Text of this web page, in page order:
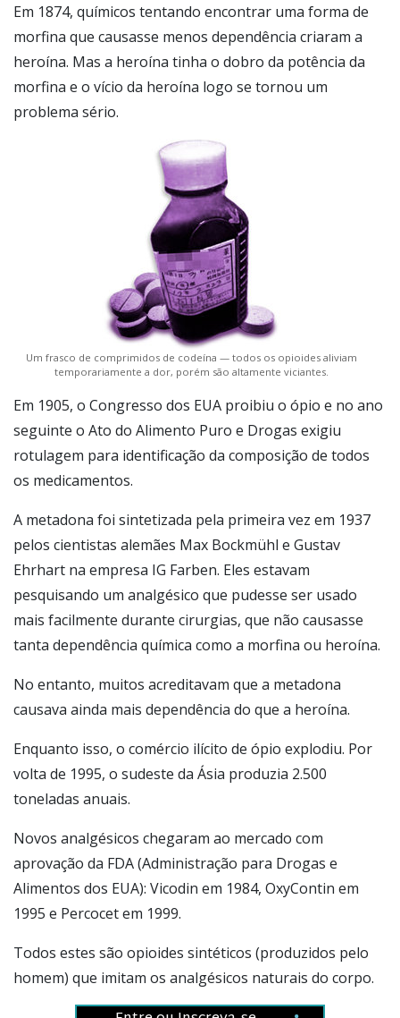
Em 1874, químicos tentando encontrar uma forma de
morfina que causasse menos dependência criaram a
heroína. Mas a heroína tinha o dobro da potência da
morfina e o vício da heroína logo se tornou um
problema sério.
Um frasco de comprimidos de codeína — todos os opioides aliviam
temporariamente a dor, porém são altamente viciantes.
Em 1905, o Congresso dos EUA proibiu o ópio e no ano
seguinte o Ato do Alimento Puro e Drogas exigiu
rotulagem para identificação da composição de todos
os medicamentos.
A metadona foi sintetizada pela primeira vez em 1937
pelos cientistas alemães Max Bockmühl e Gustav
Ehrhart na empresa IG Farben. Eles estavam
pesquisando um analgésico que pudesse ser usado
mais facilmente durante cirurgias, que não causasse
tanta dependência química como a morfina ou heroína.
No entanto, muitos acreditavam que a metadona
causava ainda mais dependência do que a heroína.
Enquanto isso, o comércio ilícito de ópio explodiu. Por
volta de 1995, o sudeste da Ásia produzia 2.500
toneladas anuais.
Novos analgésicos chegaram ao mercado com
aprovação da FDA (Administração para Drogas e
Alimentos dos EUA): Vicodin em 1984, OxyContin em
1995 e Percocet em 1999.
Todos estes são opioides sintéticos (produzidos pelo
homem) que imitam os analgésicos naturais do corpo.